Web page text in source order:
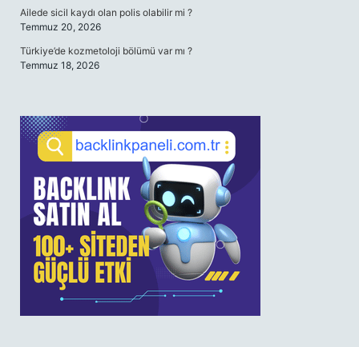
Ailede sicil kaydı olan polis olabilir mi ?
Temmuz 20, 2026
Türkiye’de kozmetoloji bölümü var mı ?
Temmuz 18, 2026